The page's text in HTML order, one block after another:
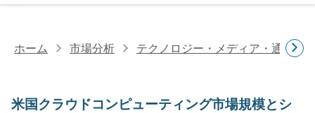
ホーム 市場分析 テクノロジー・メディア・通信研
米国クラウドコンピューティング市場規模とシ